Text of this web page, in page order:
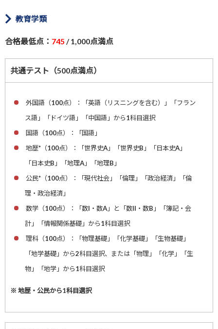
教育学類
合格最低点： 745 / 1,000点満点
共通テスト（500点満点）
外国語（100点）：「英語（リスニングを含む）」「フラン
ス語」「ドイツ語」「中国語」から1科目選択
国語（100点）：「国語」
地歴*（100点）：「世界史A」「世界史B」「日本史A」
「日本史B」「地理A」「地理B」
公民*（100点）：「現代社会」「倫理」「政治経済」「倫
理・政治経済」
数学（100点）：「数I・数A」と「数II・数B」「簿記・会
計」「情報関係基礎」から1科目選択
理科（100点）：「物理基礎」「化学基礎」「生物基礎」
「地学基礎」から2科目選択、または「物理」「化学」「生
物」「地学」から1科目選択
※ 地歴・公民から1科目選択